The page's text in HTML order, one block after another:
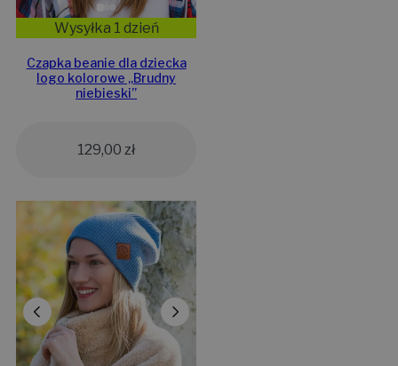
Wysyłka 1 dzień
Czapka beanie dla dziecka
logo kolorowe „Brudny
niebieski”
129,00 zł